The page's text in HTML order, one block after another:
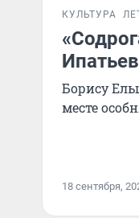
КУЛЬТУРА
Борису
месте
18 сентября,